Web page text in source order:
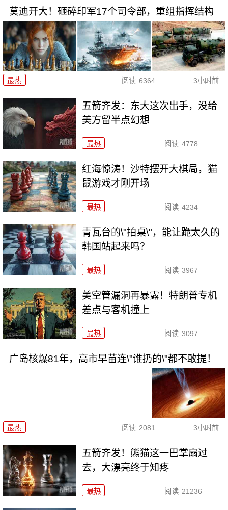
莫迪开大！砸碎印军17个司令部，重组指挥结构
最热 阅读 6364 3小时前
五箭齐发：东大这次出手，没给
美方留半点幻想
最热 阅读 4778
红海惊涛！沙特摆开大棋局，猫
鼠游戏才刚开场
最热 阅读 4234
青瓦台的\"拍桌\"，能让跪太久的
韩国站起来吗？
最热 阅读 3967
美空管漏洞再暴露！特朗普专机
差点与客机撞上
最热 阅读 3097
广岛核爆81年，高市早苗连\"谁扔的\"都不敢提！
最热 阅读 2081 3小时前
五箭齐发！熊猫这一巴掌扇过
去，大漂亮终于知疼
最热 阅读 21236